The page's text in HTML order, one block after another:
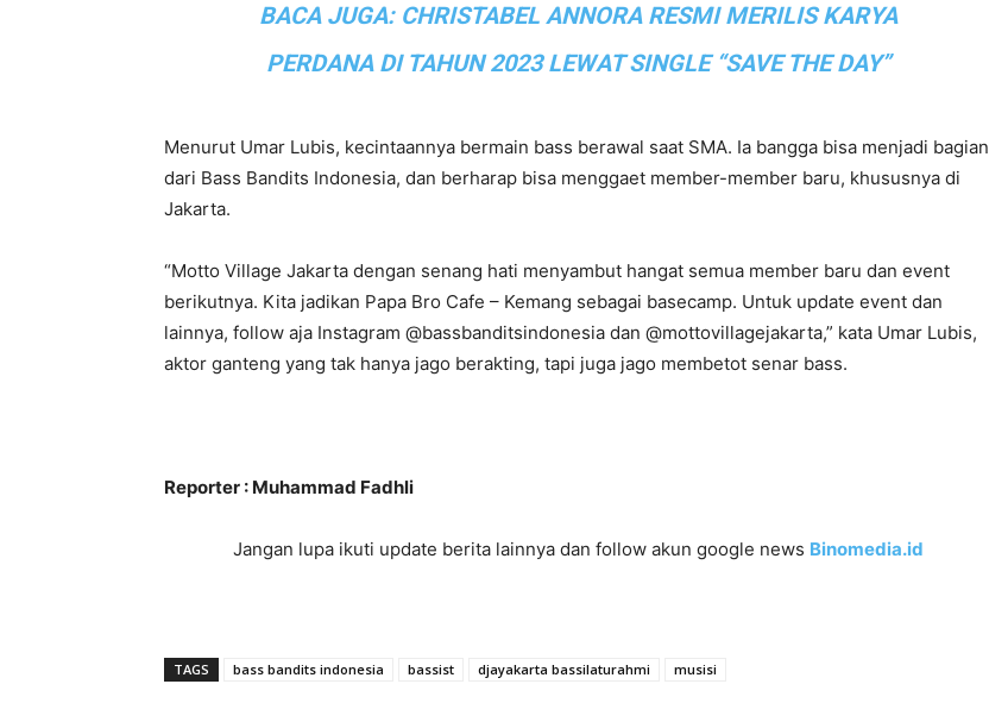
BACA JUGA: CHRISTABEL ANNORA RESMI MERILIS KARYA
PERDANA DI TAHUN 2023 LEWAT SINGLE “SAVE THE DAY”
Menurut Umar Lubis, kecintaannya bermain bass berawal saat SMA. Ia bangga bisa menjadi bagian
dari Bass Bandits Indonesia, dan berharap bisa menggaet member-member baru, khususnya di
Jakarta.
“Motto Village Jakarta dengan senang hati menyambut hangat semua member baru dan event
berikutnya. Kita jadikan Papa Bro Cafe – Kemang sebagai basecamp. Untuk update event dan
lainnya, follow aja Instagram @bassbanditsindonesia dan @mottovillagejakarta,” kata Umar Lubis,
aktor ganteng yang tak hanya jago berakting, tapi juga jago membetot senar bass.
Reporter : Muhammad Fadhli
Jangan lupa ikuti update berita lainnya dan follow akun google news Binomedia.id
TAGS bass bandits indonesia bassist djayakarta bassilaturahmi musisi